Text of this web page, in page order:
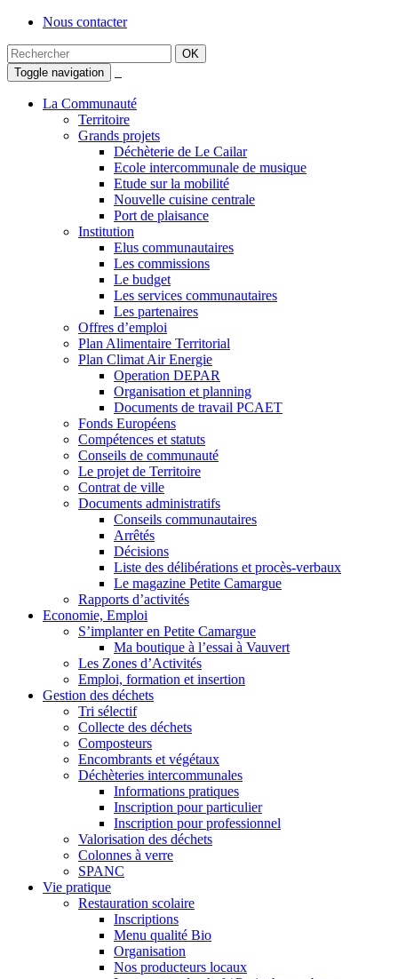
Nous contacter
Toggle navigation
La Communauté
Territoire
Grands projets
Déchèterie de Le Cailar
Ecole intercommunale de musique
Etude sur la mobilité
Nouvelle cuisine centrale
Port de plaisance
Institution
Elus communautaires
Les commissions
Le budget
Les services communautaires
Les partenaires
Offres d’emploi
Plan Alimentaire Territorial
Plan Climat Air Energie
Operation DEPAR
Organisation et planning
Documents de travail PCAET
Fonds Européens
Compétences et statuts
Conseils de communauté
Le projet de Territoire
Contrat de ville
Documents administratifs
Conseils communautaires
Arrêtés
Décisions
Liste des délibérations et procès-verbaux
Le magazine Petite Camargue
Rapports d’activités
Economie, Emploi
S’implanter en Petite Camargue
Ma boutique à l’essai à Vauvert
Les Zones d’Activités
Emploi, formation et insertion
Gestion des déchets
Tri sélectif
Collecte des déchets
Composteurs
Encombrants et végétaux
Déchèteries intercommunales
Informations pratiques
Inscription pour particulier
Inscription pour professionnel
Valorisation des déchets
Colonnes à verre
SPANC
Vie pratique
Restauration scolaire
Inscriptions
Menu qualité Bio
Organisation
Nos producteurs locaux